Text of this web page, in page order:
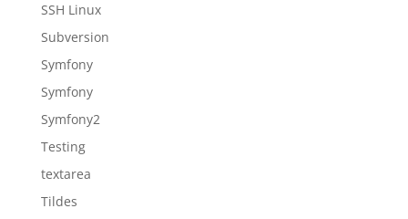
SSH Linux
Subversion
Symfony
Symfony
Symfony2
Testing
textarea
Tildes